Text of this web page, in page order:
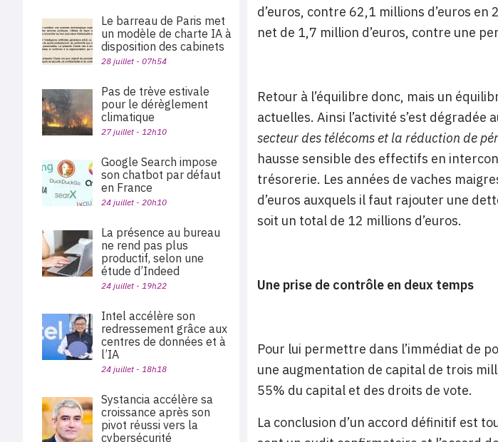
d’euros, contre 62,1 millions d’euros
net de 1,7 million d’euros, contre une
Retour à l’équilibre donc, mais un
actuelles. Ainsi l’activité s’est dégradée
secteur des télécoms et la réduction de
hausse sensible des effectifs en
trésorerie. Les années de vaches
d’euros auxquels il faut rajouter une
soit un total de 12 millions d’euros.
Une prise de contrôle en deux temps
Pour lui permettre dans l’immédiat de
une augmentation de capital de trois
55% du capital et des droits de vote.
La conclusion d’un accord définitif est
Le barreau de Paris met
un modèle de charte IA à
disposition des cabinets
28 juillet - 07h54
Pas de trève estivale
pour le dérèglement
climatique
27 juillet - 12h10
Google Search impose
son chatbot par défaut
en France
24 juillet - 20h10
La présence au bureau
ne rend pas plus
productif, selon une
étude d’Indeed
24 juillet - 19h22
Intel accélère son
redressement grâce aux
centres de données et à
l’IA
24 juillet - 18h18
Systancia accélère sa
croissance après son
pivot réussi vers la
cybersécurité